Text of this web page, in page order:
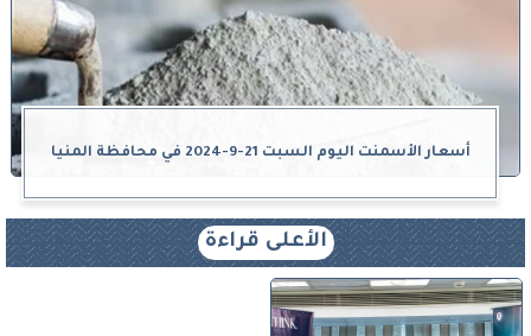
أسعار الأسمنت اليوم السبت 21-9-2024 في محافظة المنيا
الأعلى قراءة